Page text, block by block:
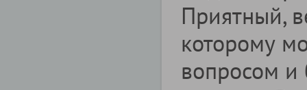
Приятный,
которому
вопросом и